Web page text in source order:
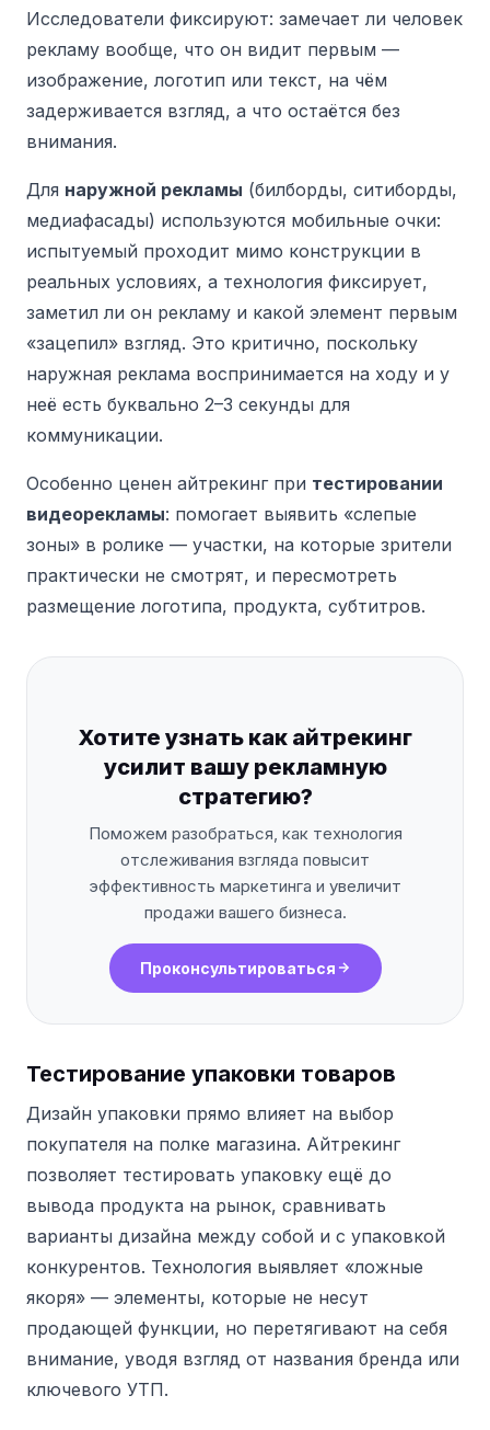
Исследователи фиксируют: замечает ли человек
рекламу вообще, что он видит первым —
изображение, логотип или текст, на чём
задерживается взгляд, а что остаётся без
внимания.
Для наружной рекламы (билборды, ситиборды,
медиафасады) используются мобильные очки:
испытуемый проходит мимо конструкции в
реальных условиях, а технология фиксирует,
заметил ли он рекламу и какой элемент первым
«зацепил» взгляд. Это критично, поскольку
наружная реклама воспринимается на ходу и у
неё есть буквально 2–3 секунды для
коммуникации.
Особенно ценен айтрекинг при тестировании
видеорекламы: помогает выявить «слепые
зоны» в ролике — участки, на которые зрители
практически не смотрят, и пересмотреть
размещение логотипа, продукта, субтитров.
Хотите узнать как айтрекинг
усилит вашу рекламную
стратегию?
Поможем разобраться, как технология
отслеживания взгляда повысит
эффективность маркетинга и увеличит
продажи вашего бизнеса.
Проконсультироваться
Тестирование упаковки товаров
Дизайн упаковки прямо влияет на выбор
покупателя на полке магазина. Айтрекинг
позволяет тестировать упаковку ещё до
вывода продукта на рынок, сравнивать
варианты дизайна между собой и с упаковкой
конкурентов. Технология выявляет «ложные
якоря» — элементы, которые не несут
продающей функции, но перетягивают на себя
внимание, уводя взгляд от названия бренда или
ключевого УТП.